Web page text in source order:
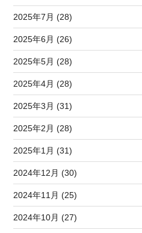
2025年7月 (28)
2025年6月 (26)
2025年5月 (28)
2025年4月 (28)
2025年3月 (31)
2025年2月 (28)
2025年1月 (31)
2024年12月 (30)
2024年11月 (25)
2024年10月 (27)